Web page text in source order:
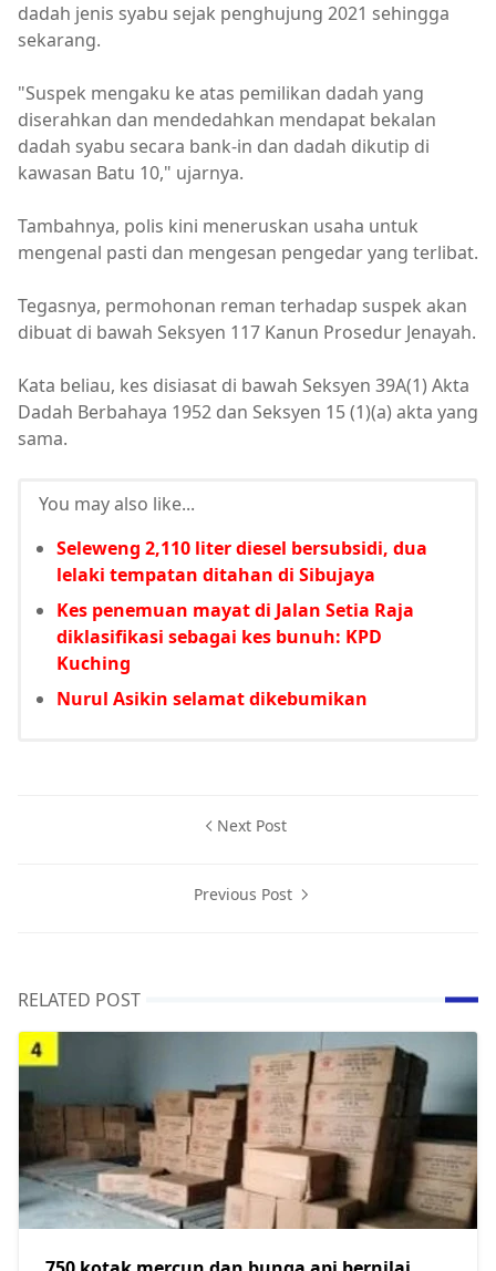
dadah jenis syabu sejak penghujung 2021 sehingga
sekarang.
"Suspek mengaku ke atas pemilikan dadah yang
diserahkan dan mendedahkan mendapat bekalan
dadah syabu secara bank-in dan dadah dikutip di
kawasan Batu 10," ujarnya.
Tambahnya, polis kini meneruskan usaha untuk
mengenal pasti dan mengesan pengedar yang terlibat.
Tegasnya, permohonan reman terhadap suspek akan
dibuat di bawah Seksyen 117 Kanun Prosedur Jenayah.
Kata beliau, kes disiasat di bawah Seksyen 39A(1) Akta
Dadah Berbahaya 1952 dan Seksyen 15 (1)(a) akta yang
sama.
You may also like...
Seleweng 2,110 liter diesel bersubsidi, dua
lelaki tempatan ditahan di Sibujaya
Kes penemuan mayat di Jalan Setia Raja
diklasifikasi sebagai kes bunuh: KPD
Kuching
Nurul Asikin selamat dikebumikan
Next Post
Previous Post
RELATED POST